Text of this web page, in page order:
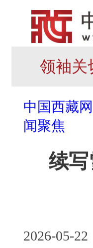
领袖关
中国西藏网
闻聚焦
续
2026-05-22